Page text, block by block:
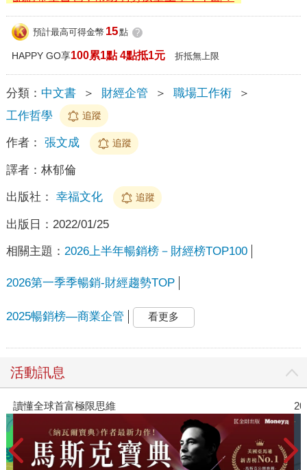
預計最高可得金幣 15點 ?
HAPPY GO享100累1點 4點抵1元 折抵無上限
分類： 中文書 ＞ 財經企管 ＞ 職場工作術
＞
工作哲學
追蹤
作者： 張文成 追蹤
譯者： 林郁倫
出版社： 幸福文化 追蹤
出版日： 2022/01/25
相關主題： 2026上半年暢銷榜－財經榜TOP100
2026第一季季暢銷-財經趨勢TOP
2025暢銷榜—商業企管 看更多
活動訊息
讀懂全球首富極限思維